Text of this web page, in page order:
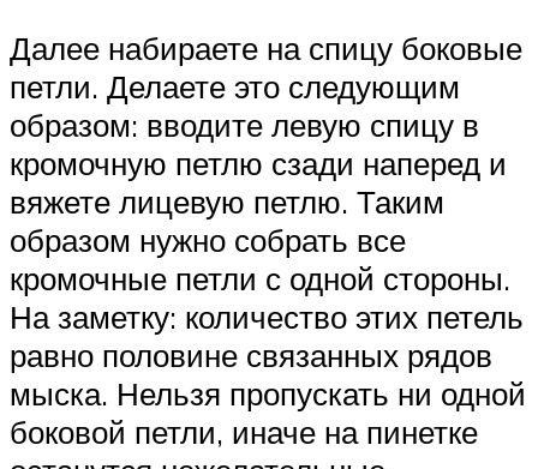
Далее набираете на спицу боковые
петли. Делаете это следующим
образом: вводите левую спицу в
кромочную петлю сзади наперед и
вяжете лицевую петлю. Таким
образом нужно собрать все
кромочные петли с одной стороны.
На заметку: количество этих петель
равно половине связанных рядов
мыска. Нельзя пропускать ни одной
боковой петли, иначе на пинетке